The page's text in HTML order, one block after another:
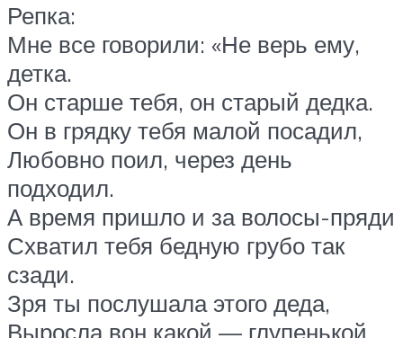
Репка:
Мне все говорили: «Не верь ему,
детка.
Он старше тебя, он старый дедка.
Он в грядку тебя малой посадил,
Любовно поил, через день
подходил.
А время пришло и за волосы-пряди
Схватил тебя бедную грубо так
сзади.
Зря ты послушала этого деда,
Выросла вон какой — глупенькой